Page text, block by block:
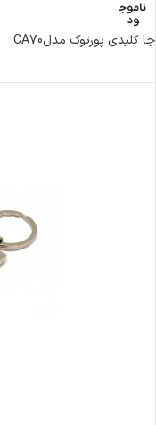
ناموج
ود
جا کلیدی پورتوک مدلCA70